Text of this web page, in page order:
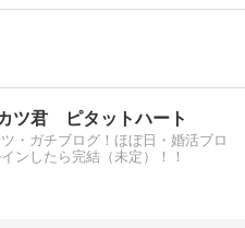
ツ君 ピタットハート
・ガチブログ！ほぼ日・婚活ブロ
ンしたら完結（未定）！！